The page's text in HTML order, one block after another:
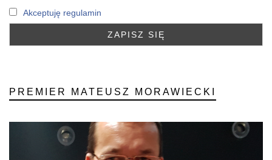
Akceptuję regulamin
PREMIER MATEUSZ MORAWIECKI